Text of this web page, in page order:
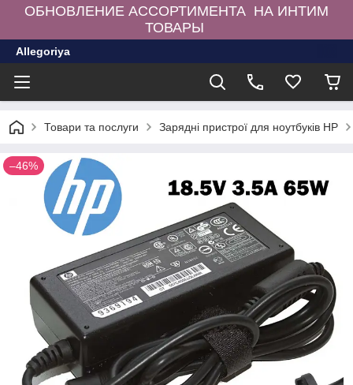
ОБНОВЛЕНИЕ АССОРТИМЕНТА НА ИНТИМ
ТОВАРЫ
Allegoriya
Товари та послуги Зарядні пристрої для ноутбуків HP
–46%